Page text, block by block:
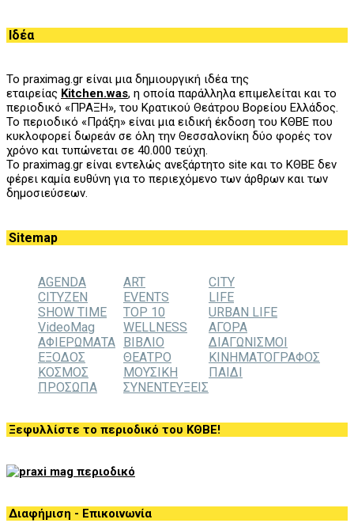
Ιδέα
Το praximag.gr είναι μια δημιουργική ιδέα της
εταιρείας Kitchen.was, η οποία παράλληλα επιμελείται και το
περιοδικό «ΠΡΑΞΗ», του Kρατικού Θεάτρου Βορείου Ελλάδος.
Το περιοδικό «Πράξη» είναι μια ειδική έκδοση του ΚΘΒΕ που
κυκλοφορεί δωρεάν σε όλη την Θεσσαλονίκη δύο φορές τον
χρόνο και τυπώνεται σε 40.000 τεύχη.
Το praximag.gr είναι εντελώς ανεξάρτητο site και το ΚΘΒΕ δεν
φέρει καμία ευθύνη για το περιεχόμενο των άρθρων και των
δημοσιεύσεων.
Sitemap
AGENDA ART
CITY
CITYZEN
EVENTS
LIFE
SHOW TIME
TOP 10
URBAN LIFE
VideoMag
WELLNESS
ΑΓΟΡΑ
ΑΦΙΕΡΩΜΑΤΑ ΒΙΒΛΙΟ
ΔΙΑΓΩΝΙΣΜΟΙ
ΕΞΟΔΟΣ
ΘΕΑΤΡΟ
ΚΙΝΗΜΑΤΟΓΡΑΦΟΣ
ΚΟΣΜΟΣ
ΜΟΥΣΙΚΗ
ΠΑΙΔΙ
ΠΡΟΣΩΠΑ
ΣΥΝΕΝΤΕΥΞΕΙΣ
Ξεφυλλίστε το περιοδικό του ΚΘΒΕ!
Διαφήμιση - Επικοινωνία